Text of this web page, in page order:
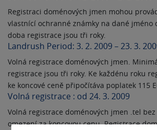
Registraci doménových jmen mohou
vlastnící ochranné známky na dané jméno
doba registrace jsou tři roky.
Landrush Period: 3. 2. 2009 – 23. 3.
Volná registrace doménových jmen.
registrace jsou tři roky. Ke každénu roku
ke koncové ceně připočítáva poplatek 115
Volná registrace : od 24. 3. 2009
Volná registrace doménových jmen .tel
omezení za koncovou cenu. Registrace